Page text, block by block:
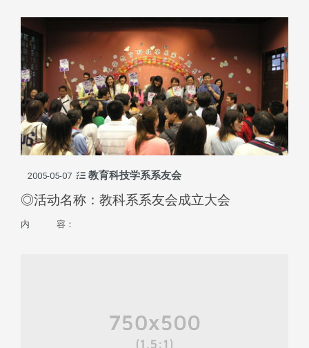
2005-05-07 教育科技学系系友会
◎活动名称：教科系系友会成立大会
内 容：